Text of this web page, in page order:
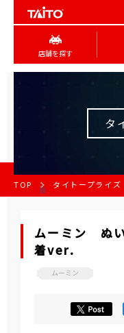
店舗を探す
タ
TOP タイトープライズ
ムーミン ぬ
着ver.
ムーミン